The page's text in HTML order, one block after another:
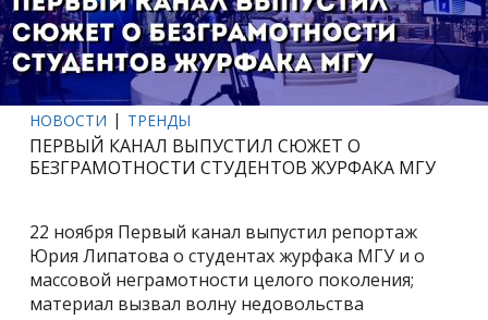
НОВОСТИ ТРЕНДЫ
ПЕРВЫЙ КАНАЛ ВЫПУСТИЛ СЮЖЕТ О
БЕЗГРАМОТНОСТИ СТУДЕНТОВ ЖУРФАКА МГУ
22 ноября Первый канал выпустил репортаж
Юрия Липатова о студентах журфака МГУ и о
массовой неграмотности целого поколения;
материал вызвал волну недовольства